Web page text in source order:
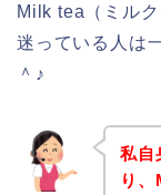
Milk tea（ミル
迷っている人は
＾♪
私自
り